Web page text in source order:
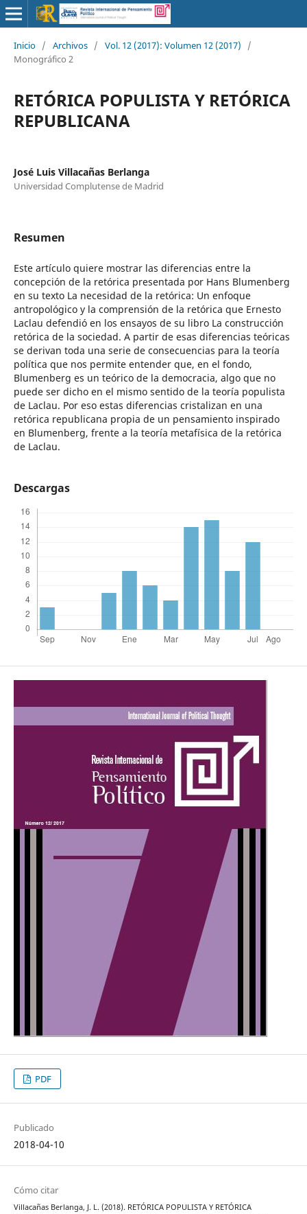
Inicio / Archivos / Vol. 12 (2017): Volumen 12 (2017)
/
Monográfico 2
RETÓRICA POPULISTA Y RETÓRICA
REPUBLICANA
José Luis Villacañas Berlanga
Universidad Complutense de Madrid
Resumen
Este artículo quiere mostrar las diferencias entre la
concepción de la retórica presentada por Hans Blumenberg
en su texto La necesidad de la retórica: Un enfoque
antropológico y la comprensión de la retórica que Ernesto
Laclau defendió en los ensayos de su libro La construcción
retórica de la sociedad. A partir de esas diferencias teóricas
se derivan toda una serie de consecuencias para la teoría
política que nos permite entender que, en el fondo,
Blumenberg es un teórico de la democracia, algo que no
puede ser dicho en el mismo sentido de la teoría populista
de Laclau. Por eso estas diferencias cristalizan en una
retórica republicana propia de un pensamiento inspirado
en Blumenberg, frente a la teoría metafísica de la retórica
de Laclau.
Descargas
PDF
Publicado
2018-04-10
Cómo citar
Villacañas Berlanga, J. L. (2018). RETÓRICA POPULISTA Y RETÓRICA